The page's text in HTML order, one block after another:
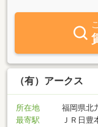
（有）アークス
所在地
福岡県北
最寄駅
ＪＲ日豊